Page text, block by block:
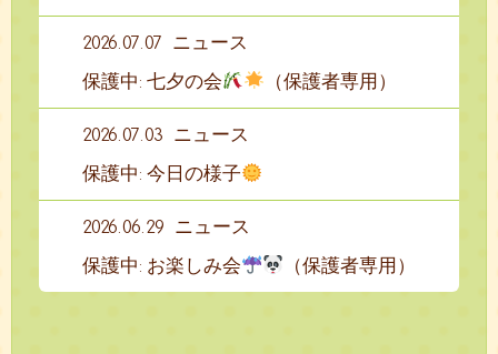
2026.07.07
ニュース
保護中: 七夕の会
（保護者専用）
2026.07.03
ニュース
保護中: 今日の様子
2026.06.29
ニュース
保護中: お楽しみ会
（保護者専用）